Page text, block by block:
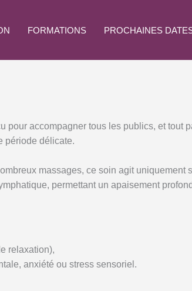
FORMATIONS PROCHAINES
pour accompagner tous les publics, et tout
période délicate.
massages, ce soin agit uniquement
permettant un apaisement
relaxation),
anxiété ou stress sensoriel.